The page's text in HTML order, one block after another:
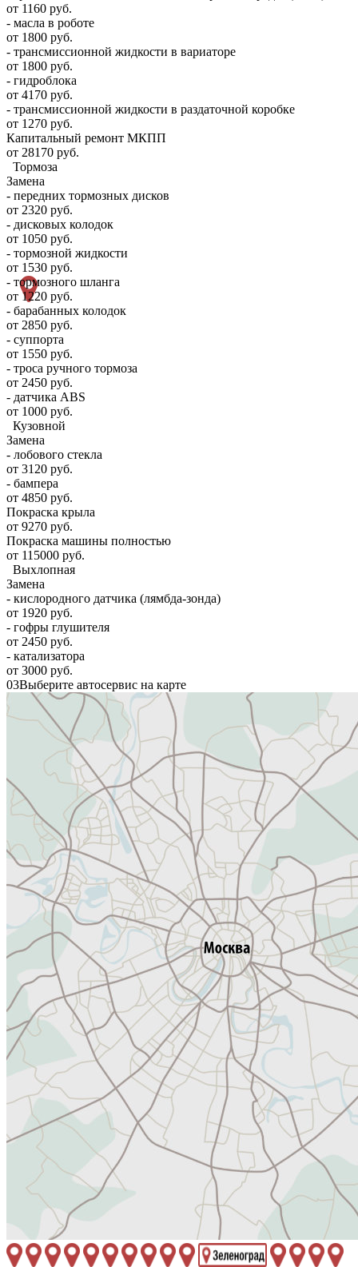
от 1160 руб.
- масла в роботе
от 1800 руб.
- трансмиссионной жидкости в вариаторе
от 1800 руб.
- гидроблока
от 4170 руб.
- трансмиссионной жидкости в раздаточной коробке
от 1270 руб.
Капитальный ремонт МКПП
от 28170 руб.
Тормоза
Замена
- передних тормозных дисков
от 2320 руб.
- дисковых колодок
от 1050 руб.
- тормозной жидкости
от 1530 руб.
- тормозного шланга
от 1220 руб.
- барабанных колодок
от 2850 руб.
- суппорта
от 1550 руб.
- троса ручного тормоза
от 2450 руб.
- датчика ABS
от 1000 руб.
Кузовной
Замена
- лобового стекла
от 3120 руб.
- бампера
от 4850 руб.
Покраска крыла
от 9270 руб.
Покраска машины полностью
от 115000 руб.
Выхлопная
Замена
- кислородного датчика (лямбда-зонда)
от 1920 руб.
- гофры глушителя
от 2450 руб.
- катализатора
от 3000 руб.
03Выберите автосервис на карте